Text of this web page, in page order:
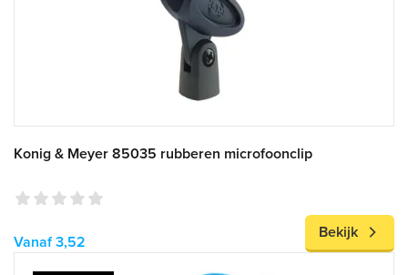
Konig & Meyer 85035 rubberen microfoonclip
Vanaf 3,52
Bekijk